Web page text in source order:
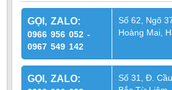
GỌI, ZALO:
0966 956 052 -
0967 549 142
Số 62, Ngõ
Hoàng Mai,
GỌI, ZALO:
Số 31, Đ.